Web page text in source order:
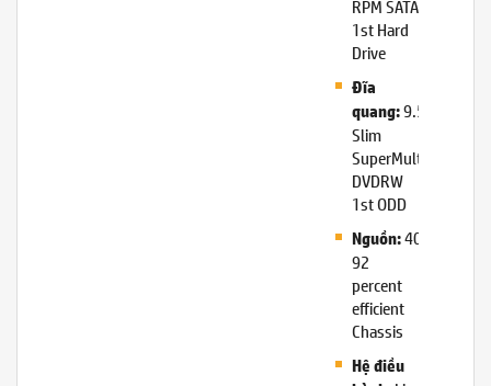
RPM SATA
1st Hard
Drive
Đĩa
quang:9.5mm
Slim
SuperMulti
DVDRW
1st ODD
Nguồn:400W
92
percent
efficient
Chassis
Hệ điều